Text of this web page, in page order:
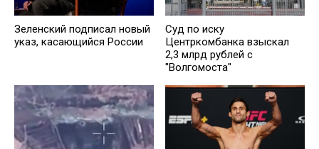
Зеленский подписал новый
указ, касающийся России
Суд по иску
Центркомбанка взыскал
2,3 млрд рублей с
"Волгомоста"